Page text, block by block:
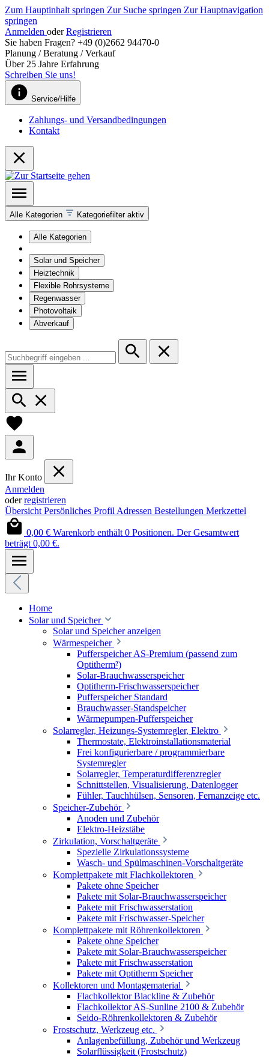
Zum Hauptinhalt springen Zur Suche springen Zur Hauptnavigation
springen
Anmelden oder Registrieren
Sie haben Fragen? +49 (0)2662 94470-0
Planung / Beratung / Verkauf
Über 25 Jahre Erfahrung
Schreiben Sie uns!
Service/Hilfe
Zahlungs- und Versandbedingungen
Kontakt
Alle Kategorien Kategoriefilter aktiv
Alle Kategorien
Solar und Speicher
Heiztechnik
Flexible Rohrsysteme
Regenwasser
Photovoltaik
Abverkauf
Ihr Konto
Anmelden
oderregistrieren
Übersicht Persönliches Profil Adressen Bestellungen Merkzettel
0,00 € Warenkorb enthält 0 Positionen. Der Gesamtwert
beträgt 0,00 €.
Home
Solar und Speicher
Solar und Speicher anzeigen
Wärmespeicher
Pufferspeicher AS-Premium (passend zum
Optitherm²)
Solar-Brauchwasserspeicher
Optitherm-Frischwasserspeicher
Pufferspeicher Standard
Brauchwasser-Standspeicher
Wärmepumpen-Pufferspeicher
Solarregler, Heizungs-Systemregler, Elektro
Thermostate, Elektroinstallationsmaterial
Frei konfigurierbare / programmierbare
Systemregler
Solarregler, Temperaturdifferenzregler
Schnittstellen, Visualisierung, Datenlogger
Fühler, Tauchhülsen, Sensoren, Fernanzeige etc.
Speicher-Zubehör
Anoden und Zubehör
Elektro-Heizstäbe
Zirkulation, Vorschaltgeräte
Spezielle Zirkulationssysteme
Wasch- und Spülmaschinen-Vorschaltgeräte
Komplettpakete mit Flachkollektoren
Pakete ohne Speicher
Pakete mit Solar-Brauchwasserspeicher
Pakete mit Frischwasserstation
Pakete mit Frischwasser-Speicher
Komplettpakete mit Röhrenkollektoren
Pakete ohne Speicher
Pakete mit Solar-Brauchwasserspeicher
Pakete mit Frischwasserstation
Pakete mit Optitherm Speicher
Kollektoren und Montagematerial
Flachkollektor Blackline & Zubehör
Flachkollektor AS-Sunline 2100 & Zubehör
Seido-Röhrenkollektoren & Zubehör
Frostschutz, Werkzeug etc.
Anlagenbefüllung, Zubehör und Werkzeug
Solarflüssigkeit (Frostschutz)